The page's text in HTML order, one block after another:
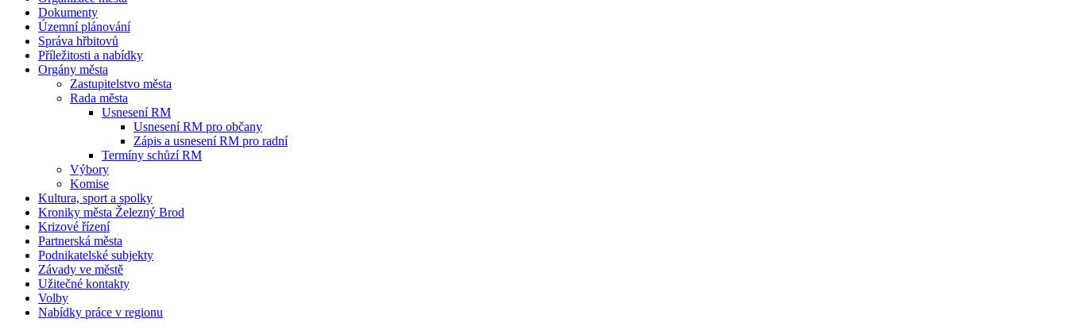
Dokumenty
Územní plánování
Správa hřbitovů
Příležitosti a nabídky
Orgány města
Zastupitelstvo města
Rada města
Usnesení RM
Usnesení RM pro občany
Zápis a usnesení RM pro radní
Termíny schůzí RM
Výbory
Komise
Kultura, sport a spolky
Kroniky města Železný Brod
Krizové řízení
Partnerská města
Podnikatelské subjekty
Závady ve městě
Užitečné kontakty
Volby
Nabídky práce v regionu